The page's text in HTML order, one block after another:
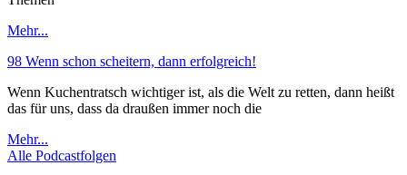
Mehr...
98 Wenn schon scheitern, dann erfolgreich!
Wenn Kuchentratsch wichtiger ist, als die Welt zu retten, dann heißt
das für uns, dass da draußen immer noch die
Mehr...
Alle Podcastfolgen